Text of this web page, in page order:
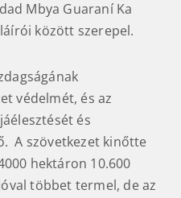
y Sabores
is a legjobb mate
minőségellenőrzött.
kultúra és a
és a Cooperación
Mbya Guaraní Ka
között szerepel.